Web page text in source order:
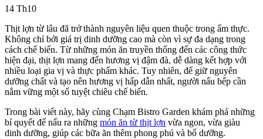
14 Th10
Thịt lợn từ lâu đã trở thành nguyên liệu quen thuộc trong ẩm thực.
Không chỉ bởi giá trị dinh dưỡng cao mà còn vì sự đa dạng trong
cách chế biến. Từ những món ăn truyền thống đến các công thức
hiện đại, thịt lợn mang đến hương vị đậm đà, dễ dàng kết hợp với
nhiều loại gia vị và thực phẩm khác. Tuy nhiên, để giữ nguyên
dưỡng chất và tạo nên hương vị hấp dẫn nhất, người nấu bếp cần
nắm vững một số tuyệt chiêu chế biến.
Trong bài viết này, hãy cùng Chạm Bistro Garden khám phá những
bí quyết để nấu ra những món ăn từ thịt lợn vừa ngon, vừa giàu
dinh dưỡng, giúp các bữa ăn thêm phong phú và bổ dưỡng.